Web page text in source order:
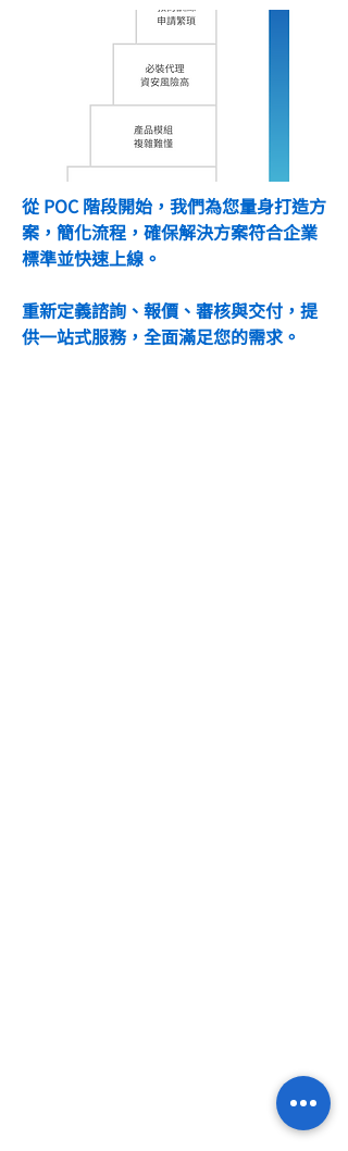
從 POC 階段開始，我們為您量身打造方
案，簡化流程，確保解決方案符合企業
標準並快速上線。
重新定義諮詢、報價、審核與交付，提
供一站式服務，全面滿足您的需求。